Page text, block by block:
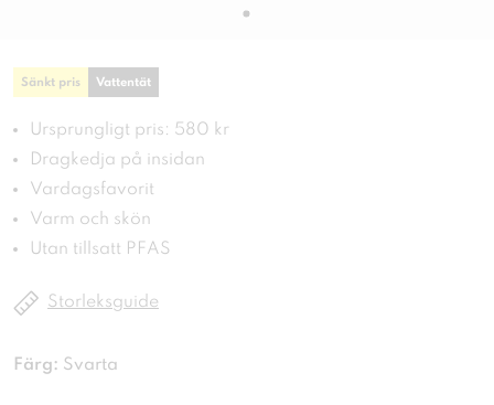
Sänkt pris Vattentät
Ursprungligt pris: 580 kr
Dragkedja på insidan
Vardagsfavorit
Varm och skön
Utan tillsatt PFAS
Storleksguide
Färg: Svarta